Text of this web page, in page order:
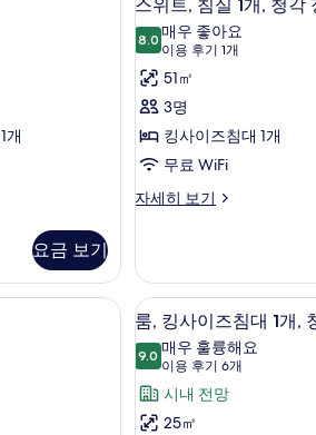
모
두
보
기
View
자
히
보
개
요금 보기
위
트,
침
실
1
개,
청
애
인
지
원
사
진
스위트, 침실 1개, 청각
8.08.0점 만점 중 10점
매우 좋아요
이용 후기 1개
(이
용
후
기
개)
51㎡
3명
킹사이즈침대 1개
무료 WiFi
자세히 보기
스
실
개,
청
각
애
인
거위털 이불, 객실 내 금고, 책상
룸,
킹
사
이
즈
9
룸, 킹사이즈침대 1개,
9.09.0점 만점 중 10점
매우 훌륭해요
이용 후기 6개
(이
용
후
시내 전망
25㎡